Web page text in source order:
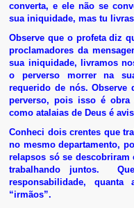
converta, e ele não se
sua iniquidade, mas tu
Observe que o profeta diz
proclamadores da
sua iniquidade, livramos
o perverso morrer na
requerido de nós. Observe
perverso, pois isso é
como atalaias de Deus é
Conheci dois crentes que
no mesmo departamento,
relapsos só se descobriram
trabalhando juntos.
responsabilidade,
“irmãos”.